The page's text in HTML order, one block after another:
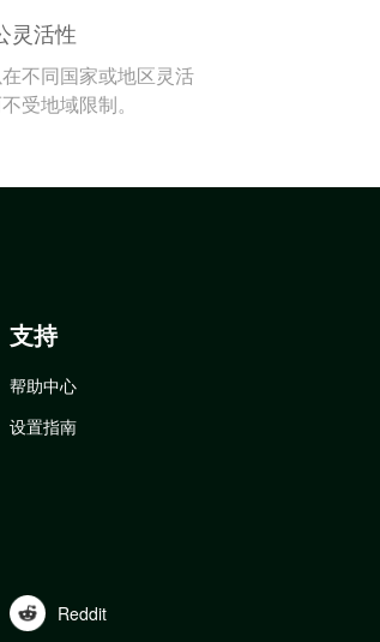
灵活性
不同国家或地区灵活
受地域限制。
支持
帮助中心
设置指南
Reddit